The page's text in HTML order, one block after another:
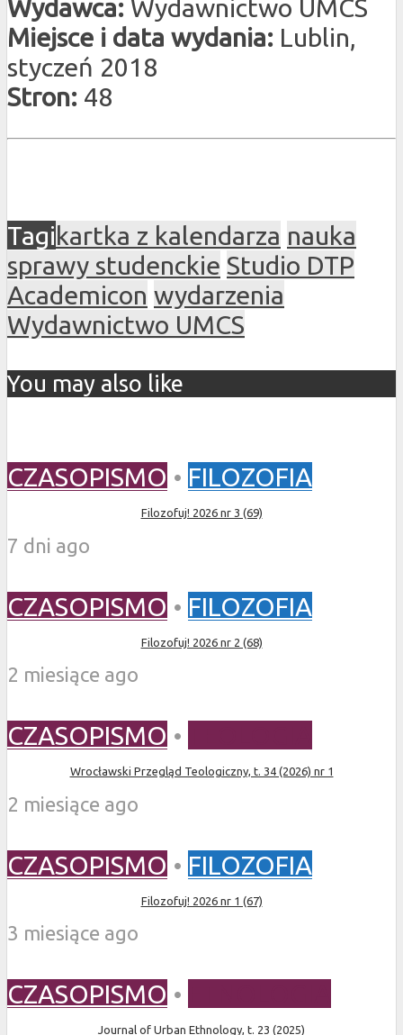
Wydawca: Wydawnictwo UMCS
Miejsce i data wydania: Lublin,
styczeń 2018
Stron: 48
Tagikartka z kalendarza nauka
sprawy studenckie Studio DTP
Academicon wydarzenia
Wydawnictwo UMCS
You may also like
CZASOPISMO • FILOZOFIA
Filozofuj! 2026 nr 3 (69)
7 dni ago
CZASOPISMO • FILOZOFIA
Filozofuj! 2026 nr 2 (68)
2 miesiące ago
CZASOPISMO •
Wrocławski Przegląd Teologiczny, t. 34 (2026) nr 1
2 miesiące ago
CZASOPISMO • FILOZOFIA
Filozofuj! 2026 nr 1 (67)
3 miesiące ago
CZASOPISMO •
Journal of Urban Ethnology, t. 23 (2025)